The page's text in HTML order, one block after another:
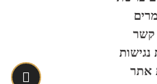
קשר
אתר